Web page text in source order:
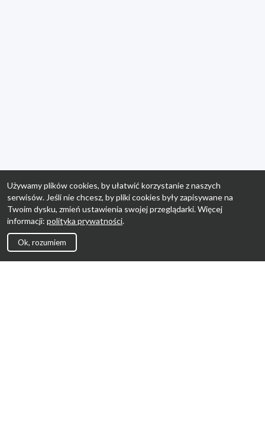
Używamy plików cookies, by ułatwić korzystanie z naszych
serwisów. Jeśli nie chcesz, by pliki cookies były zapisywane na
Twoim dysku, zmień ustawienia swojej przeglądarki. Więcej
informacji: polityka prywatności.
Ok, rozumiem